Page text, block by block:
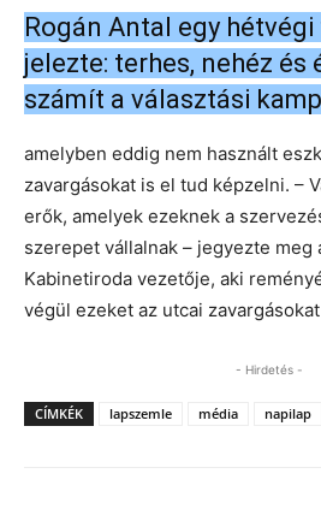
Rogán Antal egy
jelezte: terhes, nehéz és
számít a választási
amelyben eddig nem használt
zavargásokat is el tud képzelni. –
erők, amelyek ezeknek a
szerepet vállalnak – jegyezte meg
Kabinetiroda vezetője, aki
végül ezeket az utcai
- Hirdetés -
CÍMKÉK lapszemle média napilap